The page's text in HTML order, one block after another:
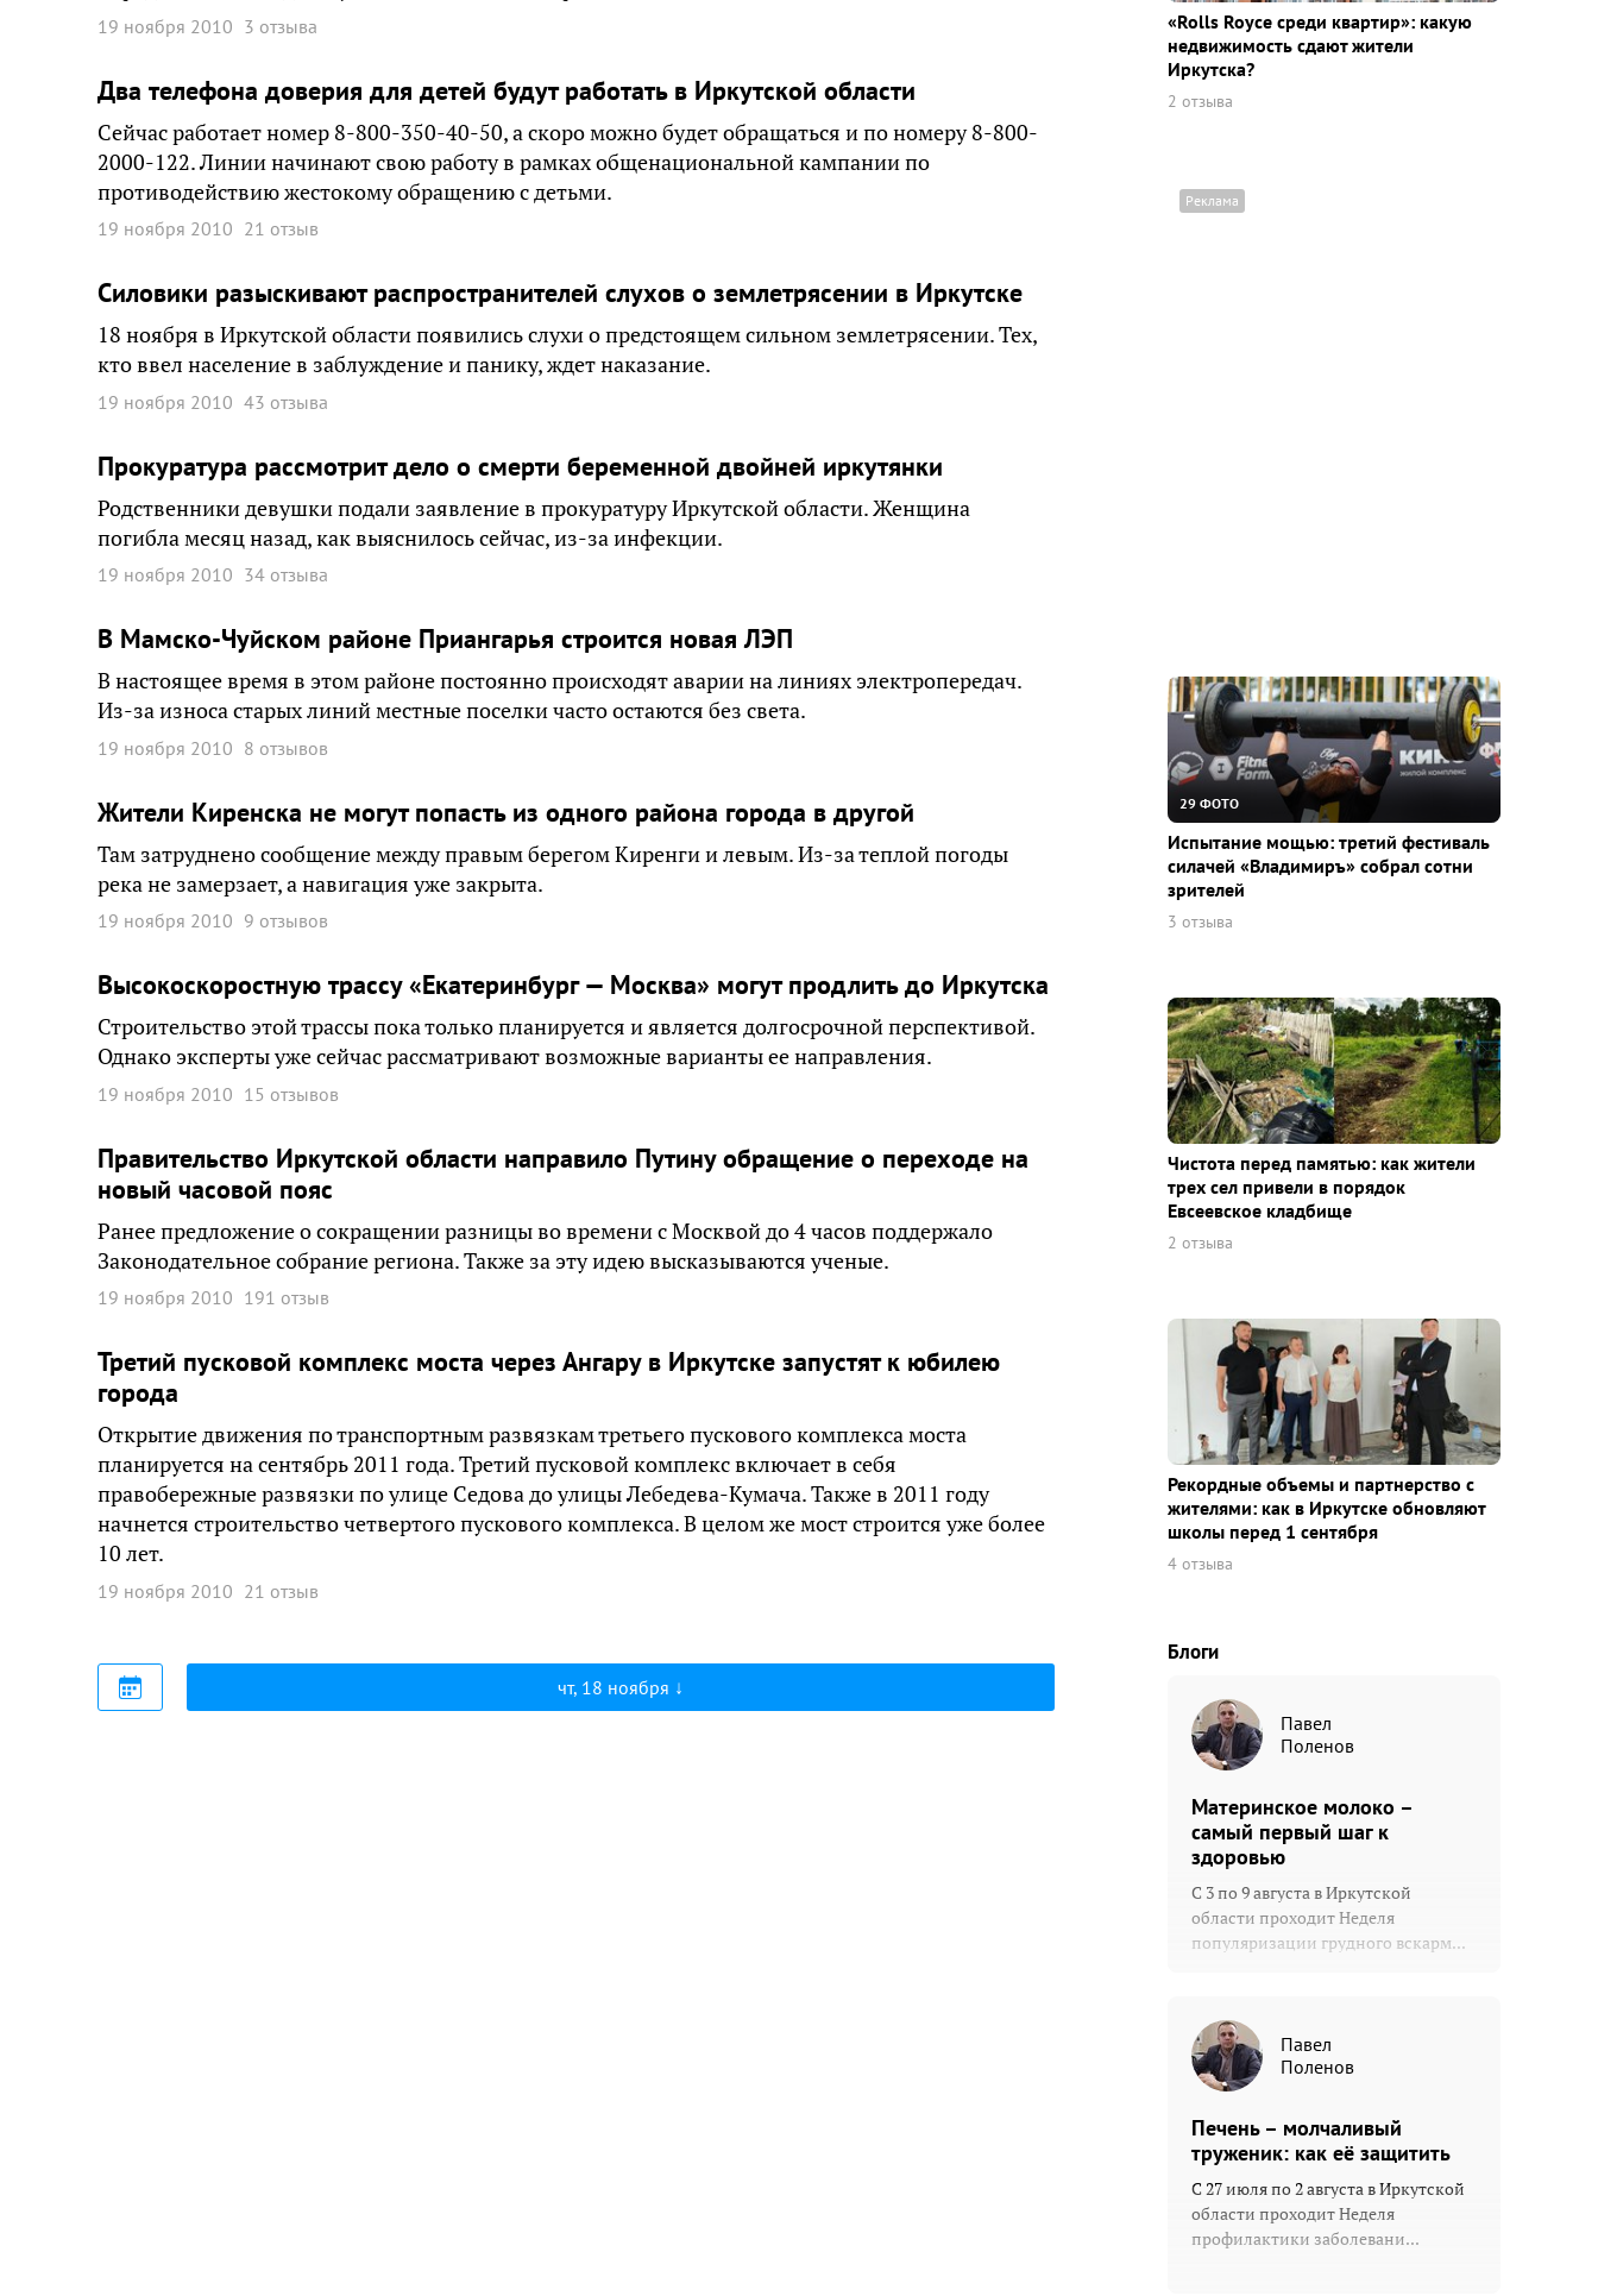
19 ноября 2010 3 отзыва
Два телефона доверия для детей будут работать в Иркутской области
Сейчас работает номер 8-800-350-40-50, а скоро можно будет обращаться и по номеру 8-800-
2000-122. Линии начинают свою работу в рамках общенациональной кампании по
противодействию жестокому обращению с детьми.
19 ноября 2010 21 отзыв
Силовики разыскивают распространителей слухов о землетрясении в Иркутске
18 ноября в Иркутской области появились слухи о предстоящем сильном землетрясении. Тех,
кто ввел население в заблуждение и панику, ждет наказание.
19 ноября 2010 43 отзыва
Прокуратура рассмотрит дело о смерти беременной двойней иркутянки
Родственники девушки подали заявление в прокуратуру Иркутской области. Женщина
погибла месяц назад, как выяснилось сейчас, из-за инфекции.
19 ноября 2010 34 отзыва
В Мамско-Чуйском районе Приангарья строится новая ЛЭП
В настоящее время в этом районе постоянно происходят аварии на линиях электропередач.
Из-за износа старых линий местные поселки часто остаются без света.
19 ноября 2010 8 отзывов
Жители Киренска не могут попасть из одного района города в другой
Там затруднено сообщение между правым берегом Киренги и левым. Из-за теплой погоды
река не замерзает, а навигация уже закрыта.
19 ноября 2010 9 отзывов
Высокоскоростную трассу «Екатеринбург — Москва» могут продлить до Иркутска
Строительство этой трассы пока только планируется и является долгосрочной перспективой.
Однако эксперты уже сейчас рассматривают возможные варианты ее направления.
19 ноября 2010 15 отзывов
Правительство Иркутской области направило Путину обращение о переходе на
новый часовой пояс
Ранее предложение о сокращении разницы во времени с Москвой до 4 часов поддержало
Законодательное собрание региона. Также за эту идею высказываются ученые.
19 ноября 2010 191 отзыв
Третий пусковой комплекс моста через Ангару в Иркутске запустят к юбилею
города
Открытие движения по транспортным развязкам третьего пускового комплекса моста
планируется на сентябрь 2011 года. Третий пусковой комплекс включает в себя
правобережные развязки по улице Седова до улицы Лебедева-Кумача. Также в 2011 году
начнется строительство четвертого пускового комплекса. В целом же мост строится уже более
10 лет.
19 ноября 2010 21 отзыв
чт, 18 ноября
«Rolls Royce среди квaртир»: какую
недвижимость сдают жители
Иркутска?
2 отзыва
29 ФОТО
Испытание мощью: третий фестиваль
силачей «Владимиръ» собрал сотни
зрителей
3 отзыва
Чистота перед памятью: как жители
трех сел привели в порядок
Евсеевское кладбище
2 отзыва
Рекордные объемы и партнерство с
жителями: как в Иркутске обновляют
школы перед 1 сентября
4 отзыва
Блоги
Павел
Поленов
Материнское молоко –
самый первый шаг к
здоровью
С 3 по 9 августа в Иркутской
области проходит Неделя
популяризации грудного вскарм...
Павел
Поленов
Печень – молчаливый
труженик: как её защитить
С 27 июля по 2 августа в Иркутской
области проходит Неделя
профилактики заболевани...